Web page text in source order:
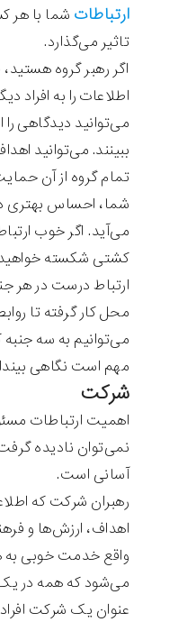
ارتباطات شما با هر
تاثیر می‌گذارد.
اگر رهبر گروه
اطلاعات را به افراد
می‌توانید دیدگاهی را
ببینند. می‌توانید
تمام گروه از آن
شما، احساس بهتری
می‌آید. اگر خوب
کشتی شکسته
ارتباط درست در هر
محل کار گرفته تا
می‌توانیم به سه جنبه
مهم است نگاهی
شرکت
اهمیت ارتباطات
نمی‌توان نادیده
آسانی است.
رهبران شرکت که
اهداف، ارزش‌ها و
واقع خدمت خوبی به
می‌شود که همه در
عنوان یک شرکت